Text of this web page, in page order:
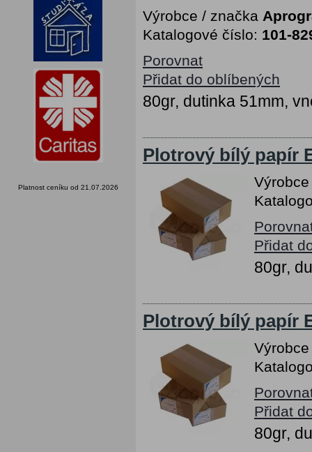
Platnost ceníku od 21.07.2026
Výrobce / značka
Katalogové číslo: 101-
Porovnat
Přidat do oblíbených
80gr, dutinka 51mm,
Plotrový bílý papír
Přidat
80gr,
Plotrový bílý papír
Přidat
80gr,